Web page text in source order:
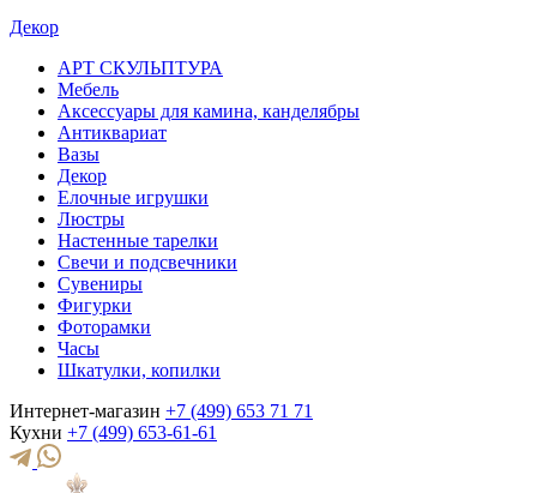
Декор
АРТ СКУЛЬПТУРА
Мебель
Аксессуары для камина, канделябры
Антиквариат
Вазы
Декор
Елочные игрушки
Люстры
Настенные тарелки
Свечи и подсвечники
Сувениры
Фигурки
Фоторамки
Часы
Шкатулки, копилки
Интернет-магазин +7 (499) 653 71 71
Кухни +7 (499) 653-61-61